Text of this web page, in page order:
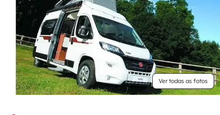
Ver todas as fotos